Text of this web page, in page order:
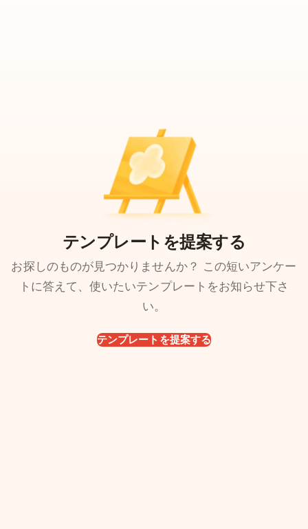
テンプレートを提案する
お探しのものが見つかりませんか？ この短いアンケー
トに答えて、使いたいテンプレートをお知らせ下さ
い。
テンプレートを提案する